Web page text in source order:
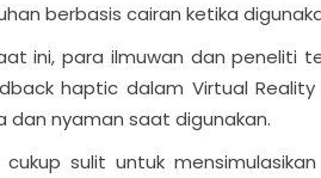
berbasis cairan ketika
ini, para ilmuwan dan peneliti
haptic dalam Virtual
dan nyaman saat digunakan.
cukup sulit untuk